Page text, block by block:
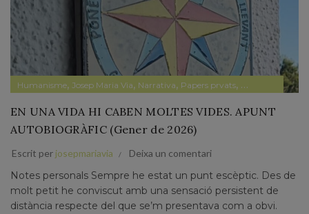
Humanisme, Josep Maria Via, Narrativa, Papers prvats, Pensament
EN UNA VIDA HI CABEN MOLTES VIDES. APUNT
AUTOBIOGRÀFIC (Gener de 2026)
Escrit per josepmariavia Deixa un comentari
Notes personals Sempre he estat un punt escèptic. Des de
molt petit he conviscut amb una sensació persistent de
distància respecte del que se’m presentava com a obvi.